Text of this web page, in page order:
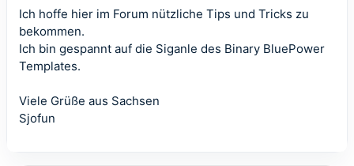
Ich hoffe hier im Forum nützliche Tips und Tricks zu
bekommen.
Ich bin gespannt auf die Siganle des Binary BluePower
Templates.
Viele Grüße aus Sachsen
Sjofun